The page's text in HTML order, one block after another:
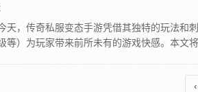
天，传奇私服变态手游凭借其独特的玩法和
等）为玩家带来前所未有的游戏快感。本